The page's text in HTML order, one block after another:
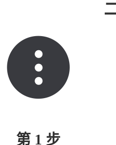
第 1 步